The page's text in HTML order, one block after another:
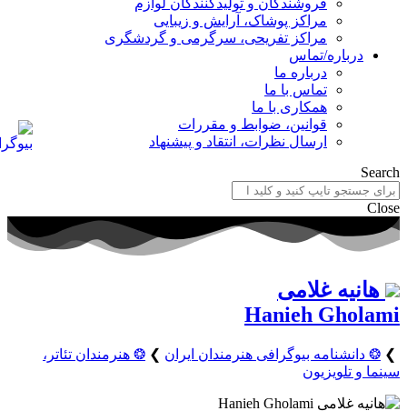
فروشندگان و تولیدکنندگان لوازم
مراکز پوشاک، آرایش و زیبایی
مراکز تفریحی، سرگرمی و گردشگری
درباره/تماس
درباره ما
تماس با ما
همکاری با ما
قوانین، ضوابط و مقررات
ارسال نظرات، انتقاد و پیشنهاد
Search
Close
هانیه غلامی
Hanieh Gholami
❯ ❂ دانشنامه بیوگرافی هنرمندان ایران ❯ ❂ هنرمندان تئاتر،
سینما و تلویزیون